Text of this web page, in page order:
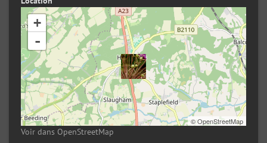
+
-
©OpenStreetMap
Voir dans OpenStreetMap